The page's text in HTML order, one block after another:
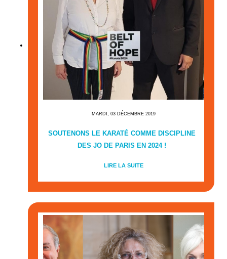
MARDI, 03 DÉCEMBRE 2019
SOUTENONS LE KARATÉ COMME DISCIPLINE
DES JO DE PARIS EN 2024 !
LIRE LA SUITE